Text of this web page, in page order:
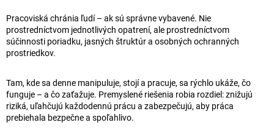
Pracoviská chránia ľudí – ak sú správne vybavené. Nie
prostredníctvom jednotlivých opatrení, ale prostredníctvom
súčinnosti poriadku, jasných štruktúr a osobných ochranných
prostriedkov.
Tam, kde sa denne manipuluje, stojí a pracuje, sa rýchlo ukáže, čo
funguje – a čo zaťažuje. Premyslené riešenia robia rozdiel: znižujú
riziká, uľahčujú každodennú prácu a zabezpečujú, aby práca
prebiehala bezpečne a spoľahlivo.